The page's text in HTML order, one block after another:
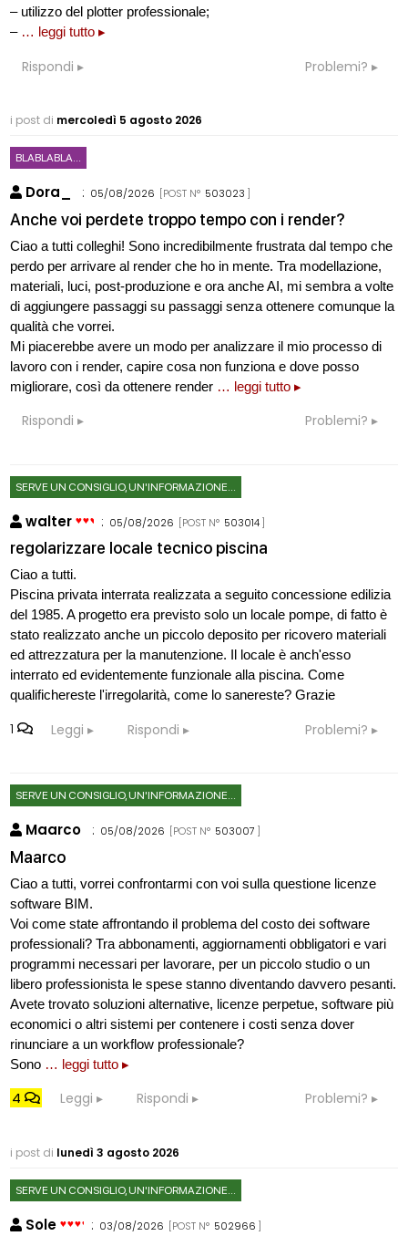
– utilizzo del plotter professionale;
– … leggi tutto ▸
Rispondi Problemi?
i post di mercoledì 5 agosto 2026
BLABLABLA...
Dora_ : 05/08/2026 [POST N° 503023 ]
Anche voi perdete troppo tempo con i render?
Ciao a tutti colleghi! Sono incredibilmente frustrata dal tempo che
perdo per arrivare al render che ho in mente. Tra modellazione,
materiali, luci, post-produzione e ora anche AI, mi sembra a volte
di aggiungere passaggi su passaggi senza ottenere comunque la
qualità che vorrei.
Mi piacerebbe avere un modo per analizzare il mio processo di
lavoro con i render, capire cosa non funziona e dove posso
migliorare, così da ottenere render … leggi tutto ▸
Rispondi Problemi?
SERVE UN CONSIGLIO, UN'INFORMAZIONE...
walter : 05/08/2026 [POST N° 503014]
regolarizzare locale tecnico piscina
Ciao a tutti.
Piscina privata interrata realizzata a seguito concessione edilizia
del 1985. A progetto era previsto solo un locale pompe, di fatto è
stato realizzato anche un piccolo deposito per ricovero materiali
ed attrezzatura per la manutenzione. Il locale è anch'esso
interrato ed evidentemente funzionale alla piscina. Come
qualifichereste l'irregolarità, come lo sanereste? Grazie
1 Leggi Rispondi Problemi?
SERVE UN CONSIGLIO, UN'INFORMAZIONE...
Maarco : 05/08/2026 [POST N° 503007 ]
Maarco
Ciao a tutti, vorrei confrontarmi con voi sulla questione licenze
software BIM.
Voi come state affrontando il problema del costo dei software
professionali? Tra abbonamenti, aggiornamenti obbligatori e vari
programmi necessari per lavorare, per un piccolo studio o un
libero professionista le spese stanno diventando davvero pesanti.
Avete trovato soluzioni alternative, licenze perpetue, software più
economici o altri sistemi per contenere i costi senza dover
rinunciare a un workflow professionale?
Sono … leggi tutto ▸
4 Leggi Rispondi Problemi?
i post di lunedì 3 agosto 2026
SERVE UN CONSIGLIO, UN'INFORMAZIONE...
Sole : 03/08/2026 [POST N° 502966 ]